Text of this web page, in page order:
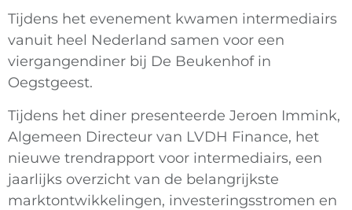
Tijdens het evenement kwamen intermediairs
vanuit heel Nederland samen voor een
viergangendiner bij De Beukenhof in
Oegstgeest.
Tijdens het diner presenteerde Jeroen Immink,
Algemeen Directeur van LVDH Finance, het
nieuwe trendrapport voor intermediairs, een
jaarlijks overzicht van de belangrijkste
marktontwikkelingen, investeringsstromen en